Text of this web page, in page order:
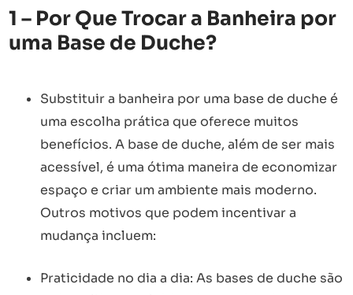
1 – Por Que Trocar a Banheira por
uma Base de Duche?
Substituir a banheira por uma base de duche é
uma escolha prática que oferece muitos
benefícios. A base de duche, além de ser mais
acessível, é uma ótima maneira de economizar
espaço e criar um ambiente mais moderno.
Outros motivos que podem incentivar a
mudança incluem:
Praticidade no dia a dia: As bases de duche são